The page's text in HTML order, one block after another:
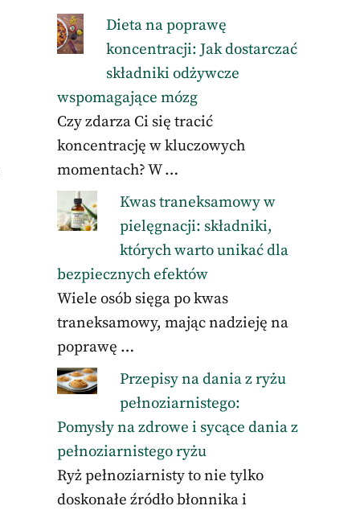
Dieta na poprawę
koncentracji: Jak dostarczać
składniki odżywcze
wspomagające mózg
Czy zdarza Ci się tracić
koncentrację w kluczowych
momentach? W …
Kwas traneksamowy w
pielęgnacji: składniki,
których warto unikać dla
bezpiecznych efektów
Wiele osób sięga po kwas
traneksamowy, mając nadzieję na
poprawę …
Przepisy na dania z ryżu
pełnoziarnistego:
Pomysły na zdrowe i sycące dania z
pełnoziarnistego ryżu
Ryż pełnoziarnisty to nie tylko
doskonałe źródło błonnika i